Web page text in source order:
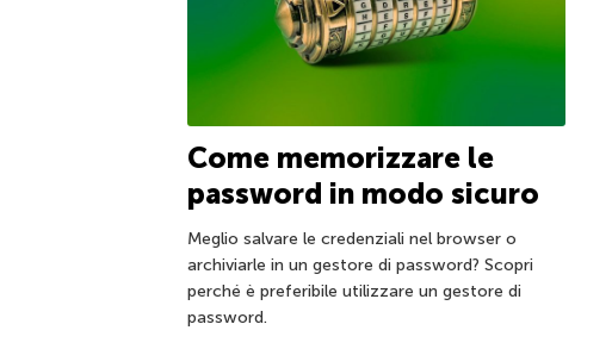
Come memorizzare le
password in modo sicuro
Meglio salvare le credenziali nel browser o
archiviarle in un gestore di password? Scopri
perché è preferibile utilizzare un gestore di
password.